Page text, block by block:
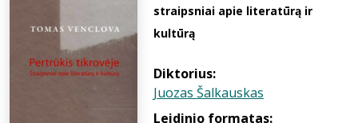
straipsniai apie literatūrą ir
kultūrą
Diktorius:
Juozas Šalkauskas
Leidinio formatas: